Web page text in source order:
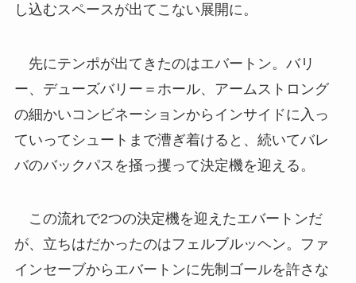
し込むスペースが出てこない展開に。
先にテンポが出てきたのはエバートン。バリ
ー、デューズバリー＝ホール、アームストロング
の細かいコンビネーションからインサイドに入っ
ていってシュートまで漕ぎ着けると、続いてバレ
バのバックパスを掻っ攫って決定機を迎える。
この流れで2つの決定機を迎えたエバートンだ
が、立ちはだかったのはフェルブルッヘン。ファ
インセーブからエバートンに先制ゴールを許さな